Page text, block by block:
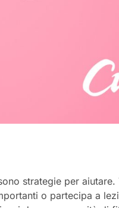
strategie per
o partecipa a